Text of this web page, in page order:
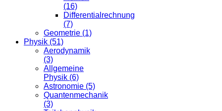
(16)
Differentialrechnung
(7)
Geometrie (1)
Physik (51)
Aerodynamik
(3)
Allgemeine
Physik (6)
Astronomie (5)
Quantenmechanik
(3)